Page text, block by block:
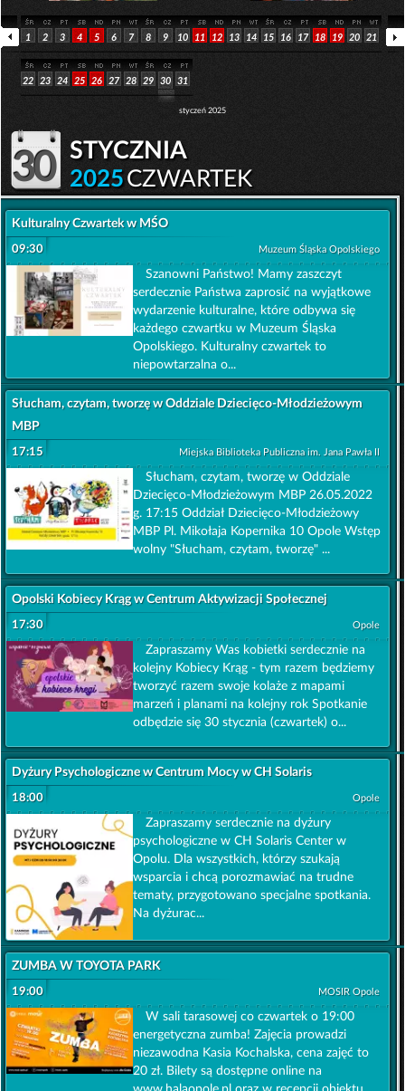
1 2 3 4 5 6 7 8 9 10 11 12 13 14 15 16 17 18 19 20 21
22 23 24 25 26 27 28 29 30 31
styczeń 2025
30 stycznia
2025CZWARTEK
09:30
Kulturalny Czwartek w MŚO
Muzeum Śląska Opolskiego
Szanowni Państwo! Mamy zaszczyt
serdecznie Państwa zaprosić na wyjątkowe
wydarzenie kulturalne, które odbywa się
każdego czwartku w Muzeum Śląska
Opolskiego. Kulturalny czwartek to
niepowtarzalna o...
17:15
Słucham, czytam, tworzę w Oddziale Dziecięco-Młodzieżowym
MBP
Miejska Biblioteka Publiczna im. Jana Pawła II
Słucham, czytam, tworzę w Oddziale
Dziecięco-Młodzieżowym MBP 26.05.2022
g. 17:15 Oddział Dziecięco-Młodzieżowy
MBP Pl. Mikołaja Kopernika 10 Opole Wstęp
wolny "Słucham, czytam, tworzę" ...
17:30
Opolski Kobiecy Krąg w Centrum Aktywizacji Społecznej
Opole
Zapraszamy Was kobietki serdecznie na
kolejny Kobiecy Krąg - tym razem będziemy
tworzyć razem swoje kolaże z mapami
marzeń i planami na kolejny rok Spotkanie
odbędzie się 30 stycznia (czwartek) o...
18:00
Dyżury Psychologiczne w Centrum Mocy w CH Solaris
Opole
Zapraszamy serdecznie na dyżury
psychologiczne w CH Solaris Center w
Opolu. Dla wszystkich, którzy szukają
wsparcia i chcą porozmawiać na trudne
tematy, przygotowano specjalne spotkania.
Na dyżurac...
19:00
ZUMBA W TOYOTA PARK
MOSIR Opole
W sali tarasowej co czwartek o 19:00
energetyczna zumba! Zajęcia prowadzi
niezawodna Kasia Kochalska, cena zajęć to
20 zł. Bilety są dostępne online na